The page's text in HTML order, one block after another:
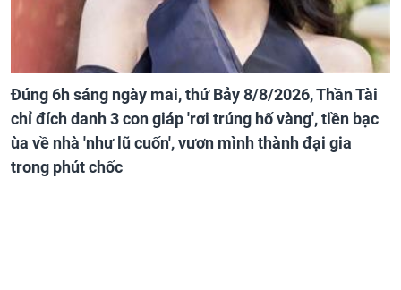
Đúng 6h sáng ngày mai, thứ Bảy 8/8/2026, Thần Tài
chỉ đích danh 3 con giáp 'rơi trúng hố vàng', tiền bạc
ùa về nhà 'như lũ cuốn', vươn mình thành đại gia
trong phút chốc